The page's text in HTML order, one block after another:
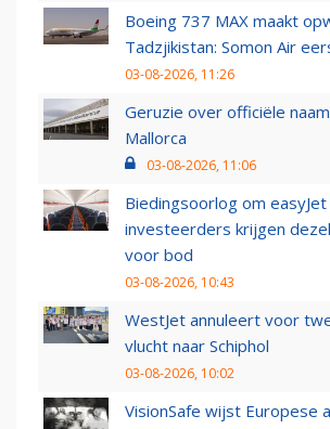
Boeing 737 MAX maakt
Tadzjikistan: Somon Air
03-08-2026, 11:26
Geruzie over officiële
Mallorca
03-08-2026, 11:06
Biedingsoorlog om
investeerders krijgen
voor bod
03-08-2026, 10:43
WestJet annuleert voor
vlucht naar Schiphol
03-08-2026, 10:02
VisionSafe wijst Europese